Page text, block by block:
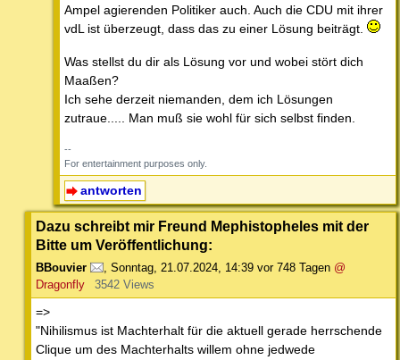
Ampel agierenden Politiker auch. Auch die CDU mit ihrer
vdL ist überzeugt, dass das zu einer Lösung beiträgt.
Was stellst du dir als Lösung vor und wobei stört dich
Maaßen?
Ich sehe derzeit niemanden, dem ich Lösungen
zutraue..... Man muß sie wohl für sich selbst finden.
--
For entertainment purposes only.
antworten
Dazu schreibt mir Freund Mephistopheles mit der
Bitte um Veröffentlichung:
BBouvier , Sonntag, 21.07.2024, 14:39 vor 748 Tagen @
Dragonfly
3542 Views
=>
"Nihilismus ist Machterhalt für die aktuell gerade herrschende
Clique um des Machterhalts willem ohne jedwede